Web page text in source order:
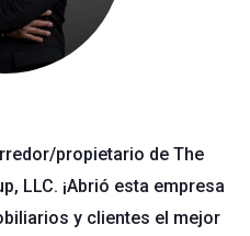
de lujo, es indispensable
del mercado. Familiarizarte
Miami Beach, Boca Raton
de venta, las
de los
mercado de lujo tiene sus
propietario de The
LLC. ¡Abrió esta empresa
y clientes el mejor